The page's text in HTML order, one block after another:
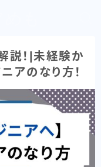
説！|未経験か
アのなり方！